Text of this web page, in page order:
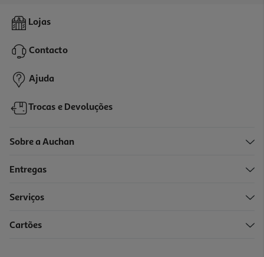
Lojas
Contacto
Ajuda
Trocas e Devoluções
Sobre a Auchan
Entregas
Serviços
Cartões